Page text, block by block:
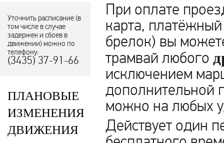
При оплате
карта,
брелок) вы
трамвай любого
исключением
дополнительной
можно на любых
Действует один
Уточнить расписание (в
том числе в случае
задержек и сбоев в
движении) можно по
телефону:
(3435) 37-91-66
ПЛАНОВЫЕ
ИЗМЕНЕНИЯ
ДВИЖЕНИЯ